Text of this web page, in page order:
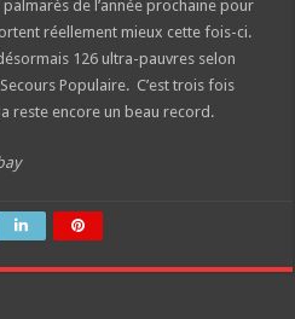
de l’année prochaine pour
réellement mieux cette fois-ci.
126 ultra-pauvres selon
Populaire. C’est trois fois
reste encore un beau record.